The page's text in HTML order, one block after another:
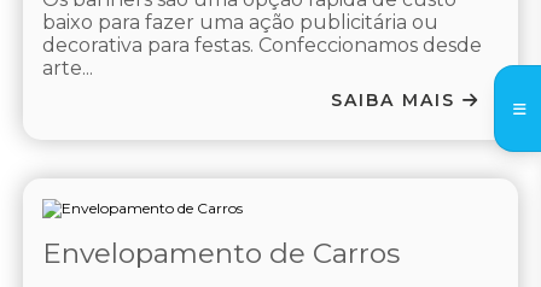
baixo para fazer uma ação publicitária ou
decorativa para festas. Confeccionamos desde
arte...
SAIBA MAIS
Envelopamento de Carros